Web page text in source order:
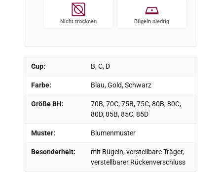
Cup: B, C, D
Farbe: Blau, Gold, Schwarz
Größe BH:
70B, 70C, 75B, 75C, 80B, 80C,
80D, 85B, 85C, 85D
Muster: Blumenmuster
Besonderheit:
mit Bügeln, verstellbare Träger,
verstellbarer Rückenverschluss
Nicht trocknen Bügeln niedrig